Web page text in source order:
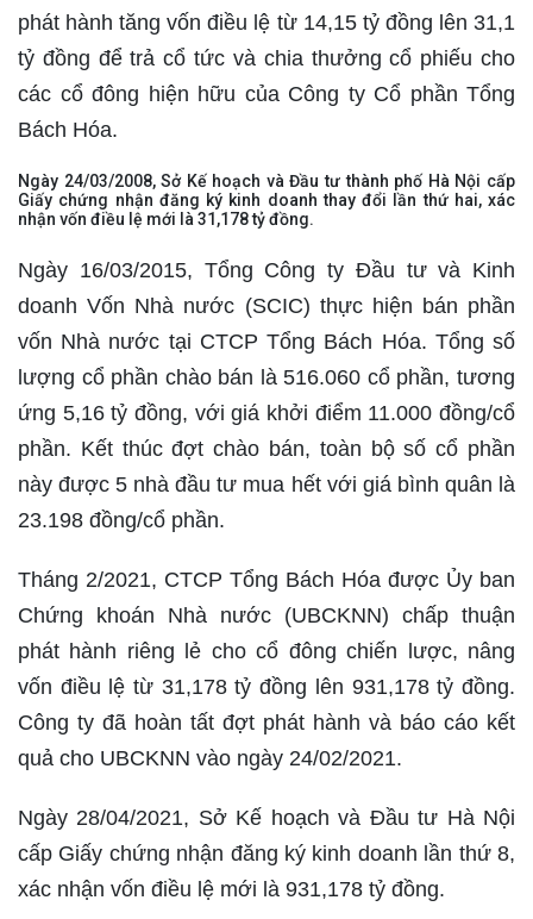
phát hành tăng vốn điều lệ từ 14,15 tỷ đồng lên 31,1
tỷ đồng để trả cổ tức và chia thưởng cổ phiếu cho
các cổ đông hiện hữu của Công ty Cổ phần Tổng
Bách Hóa.
Ngày 24/03/2008, Sở Kế hoạch và Đầu tư thành phố Hà Nội cấp
Giấy chứng nhận đăng ký kinh doanh thay đổi lần thứ hai, xác
nhận vốn điều lệ mới là 31,178 tỷ đồng.
Ngày 16/03/2015, Tổng Công ty Đầu tư và Kinh
doanh Vốn Nhà nước (SCIC) thực hiện bán phần
vốn Nhà nước tại CTCP Tổng Bách Hóa. Tổng số
lượng cổ phần chào bán là 516.060 cổ phần, tương
ứng 5,16 tỷ đồng, với giá khởi điểm 11.000 đồng/cổ
phần. Kết thúc đợt chào bán, toàn bộ số cổ phần
này được 5 nhà đầu tư mua hết với giá bình quân là
23.198 đồng/cổ phần.
Tháng 2/2021, CTCP Tổng Bách Hóa được Ủy ban
Chứng khoán Nhà nước (UBCKNN) chấp thuận
phát hành riêng lẻ cho cổ đông chiến lược, nâng
vốn điều lệ từ 31,178 tỷ đồng lên 931,178 tỷ đồng.
Công ty đã hoàn tất đợt phát hành và báo cáo kết
quả cho UBCKNN vào ngày 24/02/2021.
Ngày 28/04/2021, Sở Kế hoạch và Đầu tư Hà Nội
cấp Giấy chứng nhận đăng ký kinh doanh lần thứ 8,
xác nhận vốn điều lệ mới là 931,178 tỷ đồng.